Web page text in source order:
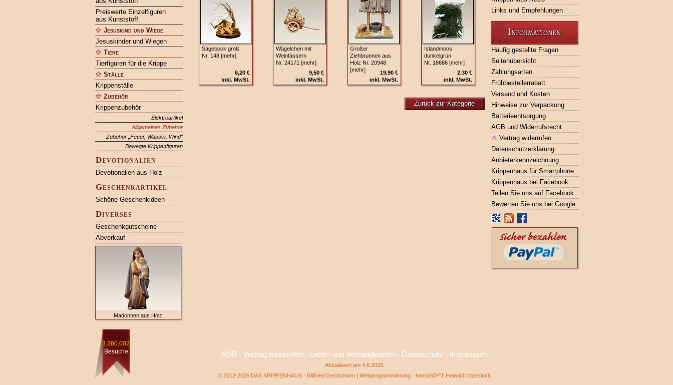
Preiswerte Einzelfiguren
aus Kunststoff
Jesuskind und Wiege
Jesuskinder und Wiegen
Tiere
Tierfiguren für die Krippe
Ställe
Krippenställe
Zubehör
Krippenzubehör
Elektroartikel
Allgemeines Zubehör
Zubehör „Feuer, Wasser, Wind”
Bewegte Krippenfiguren
Devotionalien
Devotionalien aus Holz
Geschenkartikel
Schöne Geschenkideen
Diverses
Geschenkgutscheine
Abverkauf
Madonnen aus Holz
Links und Empfehlungen
Informationen
Häufig gestellte Fragen
Seitenübersicht
Zahlungsarten
Frühbestellerrabatt
Versand und Kosten
Hinweise zur Verpackung
Batterieentsorgung
AGB und Widerrufsrecht
⚠ Vertrag widerrufen
Datenschutzerklärung
Anbieterkennzeichnung
Krippenhaus für Smartphone
Krippenhaus bei Facebook
Teilen Sie uns auf Facebook
Bewerten Sie uns bei Google
Sägebock groß
Nr. 148 [mehr]
6,20 €
inkl. MwSt.
Wägelchen mit
Weinfässern
Nr. 24171 [mehr]
9,50 €
inkl. MwSt.
Großer
Ziehbrunnen aus
Holz Nr. 20948
[mehr]
19,90 €
inkl. MwSt.
Islandmoos
dunkelgrün
Nr. 18686 [mehr]
2,30 €
inkl. MwSt.
Zurück zur Kategorie
3.260.002
Besuche
AGB · Vertrag widerrufen · Liefer- und Versandkosten · Datenschutz · Impressum
Aktualisiert am 4.8.2026
© 2012-2026 DAS KRIPPENHAUS · Wilfried Gerdsmann | Webprogrammierung · hemaSOFT Heinrich Massloch